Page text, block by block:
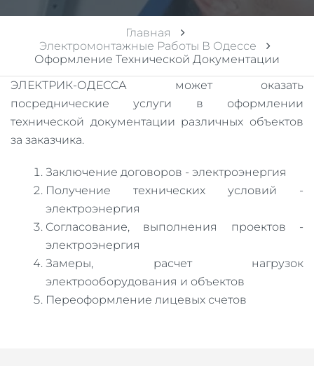
Главная
Электромонтажные Работы В Одессе
Оформление Технической Документации
ЭЛЕКТРИК-ОДЕССА может оказать
посреднические услуги в оформлении
технической документации различных объектов
за заказчика.
Заключение договоров - электроэнергия
Получение технических условий -
электроэнергия
Согласование, выполнения проектов -
электроэнергия
Замеры, расчет нагрузок
электрооборудования и объектов
Переоформление лицевых счетов